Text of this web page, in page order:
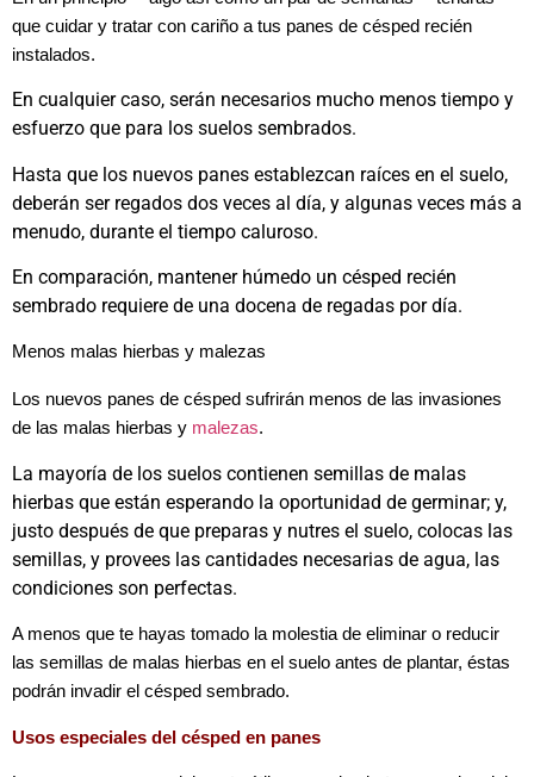
que cuidar y tratar con cariño a tus panes de césped recién
instalados.
En cualquier caso, serán necesarios mucho menos tiempo y
esfuerzo que para los suelos sembrados.
Hasta que los nuevos panes establezcan raíces en el suelo,
deberán ser regados dos veces al día, y algunas veces más a
menudo, durante el tiempo caluroso.
En comparación, mantener húmedo un césped recién
sembrado requiere de una docena de regadas por día.
Menos malas hierbas y malezas
Los nuevos panes de césped sufrirán menos de las invasiones
de las malas hierbas y malezas.
La mayoría de los suelos contienen semillas de malas
hierbas que están esperando la oportunidad de germinar; y,
justo después de que preparas y nutres el suelo, colocas las
semillas, y provees las cantidades necesarias de agua, las
condiciones son perfectas.
A menos que te hayas tomado la molestia de eliminar o reducir
las semillas de malas hierbas en el suelo antes de plantar, éstas
podrán invadir el césped sembrado.
Usos especiales del césped en panes